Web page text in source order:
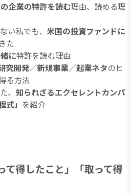
企業の特許を読む理由、読める理
い私でも、 米国の投資ファンドに
た
に特許を読む理由
究開発／新規事業／起業ネタのヒ
る方法
、 知られざるエクセレントカンパ
式」 を紹介
て得したこと」「取って得